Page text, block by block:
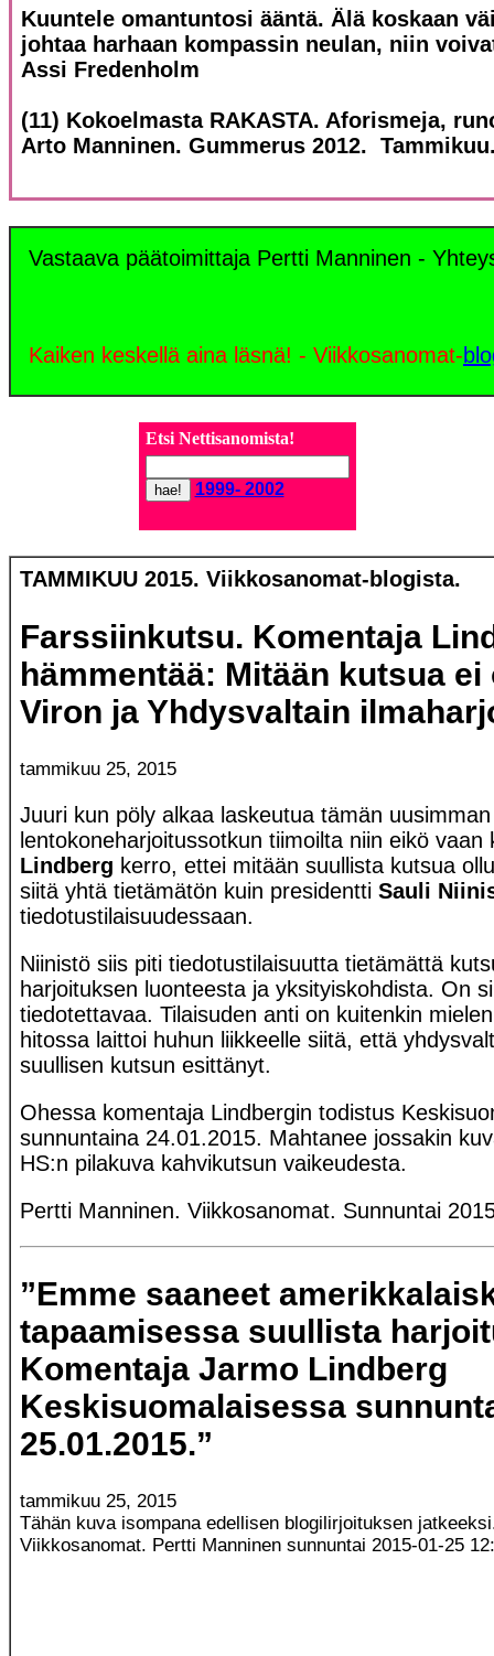
Kuuntele omantuntosi ääntä. Älä koskaan
johtaa harhaan kompassin neulan, niin
Assi Fredenholm
(11) Kokoelmasta RAKASTA. Aforismeja,
Arto Manninen. Gummerus 2012.
Vastaava päätoimittaja Pertti Manninen -
Kaiken keskellä aina läsnä! - Viikkosanomat-
EtsiNettisanomista!
1999- 2002
TAMMIKUU 2015. Viikkosanomat-blogista.
Farssiinkutsu. Komentaja
hämmentää: Mitään kutsua
Viron ja Yhdysvaltain
tammikuu 25, 2015
Juuri kun pöly alkaa laskeutua tämän uusimman
lentokoneharjoitussotkun tiimoilta niin eikö
Lindberg kerro, ettei mitään suullista kutsua
siitä yhtä tietämätön kuin presidentti Sauli
tiedotustilaisuudessaan.
Niinistö siis piti tiedotustilaisuutta tietämättä
harjoituksen luonteesta ja yksityiskohdista. On
tiedotettavaa. Tilaisuden anti on kuitenkin
hitossa laittoi huhun liikkeelle siitä, että
suullisen kutsun esittänyt.
Ohessa komentaja Lindbergin todistus
sunnuntaina 24.01.2015. Mahtanee jossakin
HS:n pilakuva kahvikutsun vaikeudesta.
Pertti Manninen. Viikkosanomat. Sunnuntai
”Emme saaneet
tapaamisessa suullista
Komentaja Jarmo Lindberg
Keskisuomalaisessa
25.01.2015.”
tammikuu 25, 2015
Tähän kuva isompana edellisen blogilirjoituksen
Viikkosanomat. Pertti Manninen sunnuntai 2015-01-25